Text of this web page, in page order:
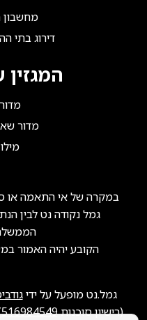
מחשבון
דירוג בתי
מדור
במקרה של אי התאמה או
גמל נקודה נט לבין
הקובע יהיה האמור
גמל.נט מופעל על ידי
(רישיון סוכנות516984549